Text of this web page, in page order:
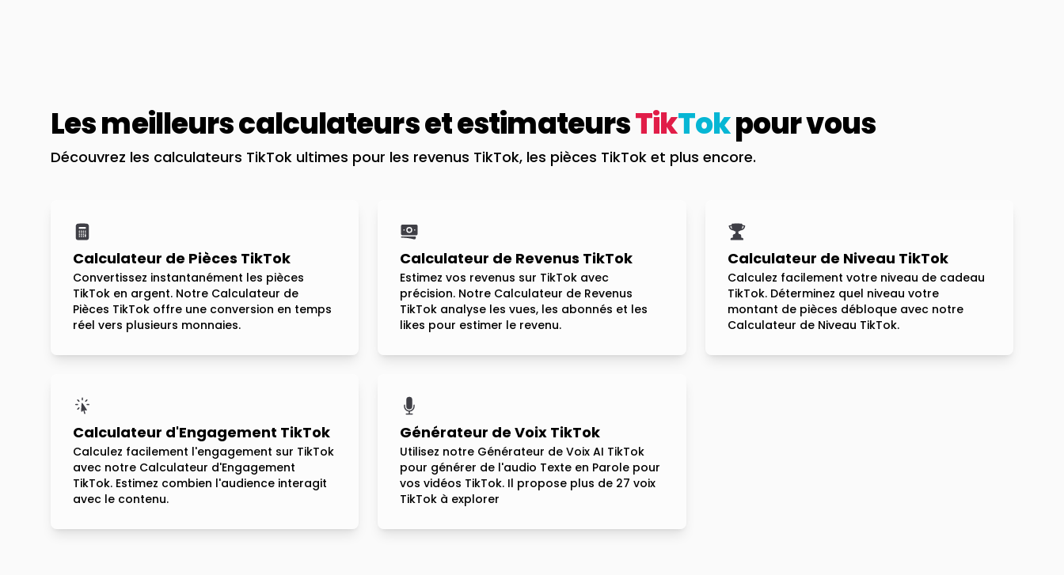
Les meilleurs calculateurs et estimateursTikTokpour vous
Découvrez les calculateurs TikTok ultimes pour les revenus TikTok, les pièces TikTok et plus encore.
Calculateur de Pièces TikTok
Convertissez instantanément les pièces
TikTok en argent. Notre Calculateur de
Pièces TikTok offre une conversion en temps
réel vers plusieurs monnaies.
Calculateur de Revenus TikTok
Estimez vos revenus sur TikTok avec
précision. Notre Calculateur de Revenus
TikTok analyse les vues, les abonnés et les
likes pour estimer le revenu.
Calculateur de Niveau TikTok
Calculez facilement votre niveau de cadeau
TikTok. Déterminez quel niveau votre
montant de pièces débloque avec notre
Calculateur de Niveau TikTok.
Calculateur d'Engagement TikTok
Calculez facilement l'engagement sur TikTok
avec notre Calculateur d'Engagement
TikTok. Estimez combien l'audience interagit
avec le contenu.
Générateur de Voix TikTok
Utilisez notre Générateur de Voix AI TikTok
pour générer de l'audio Texte en Parole pour
vos vidéos TikTok. Il propose plus de 27 voix
TikTok à explorer